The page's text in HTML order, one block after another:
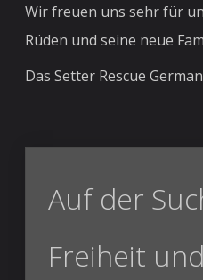
Wir freuen uns sehr für
Rüden und seine neue
Das Setter Rescue
Auf der
Freiheit